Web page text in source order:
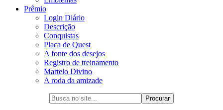
Prêmio
Login Diário
Descrição
Conquistas
Placa de Quest
A fonte dos desejos
Registro de treinamento
Martelo Divino
A roda da amizade